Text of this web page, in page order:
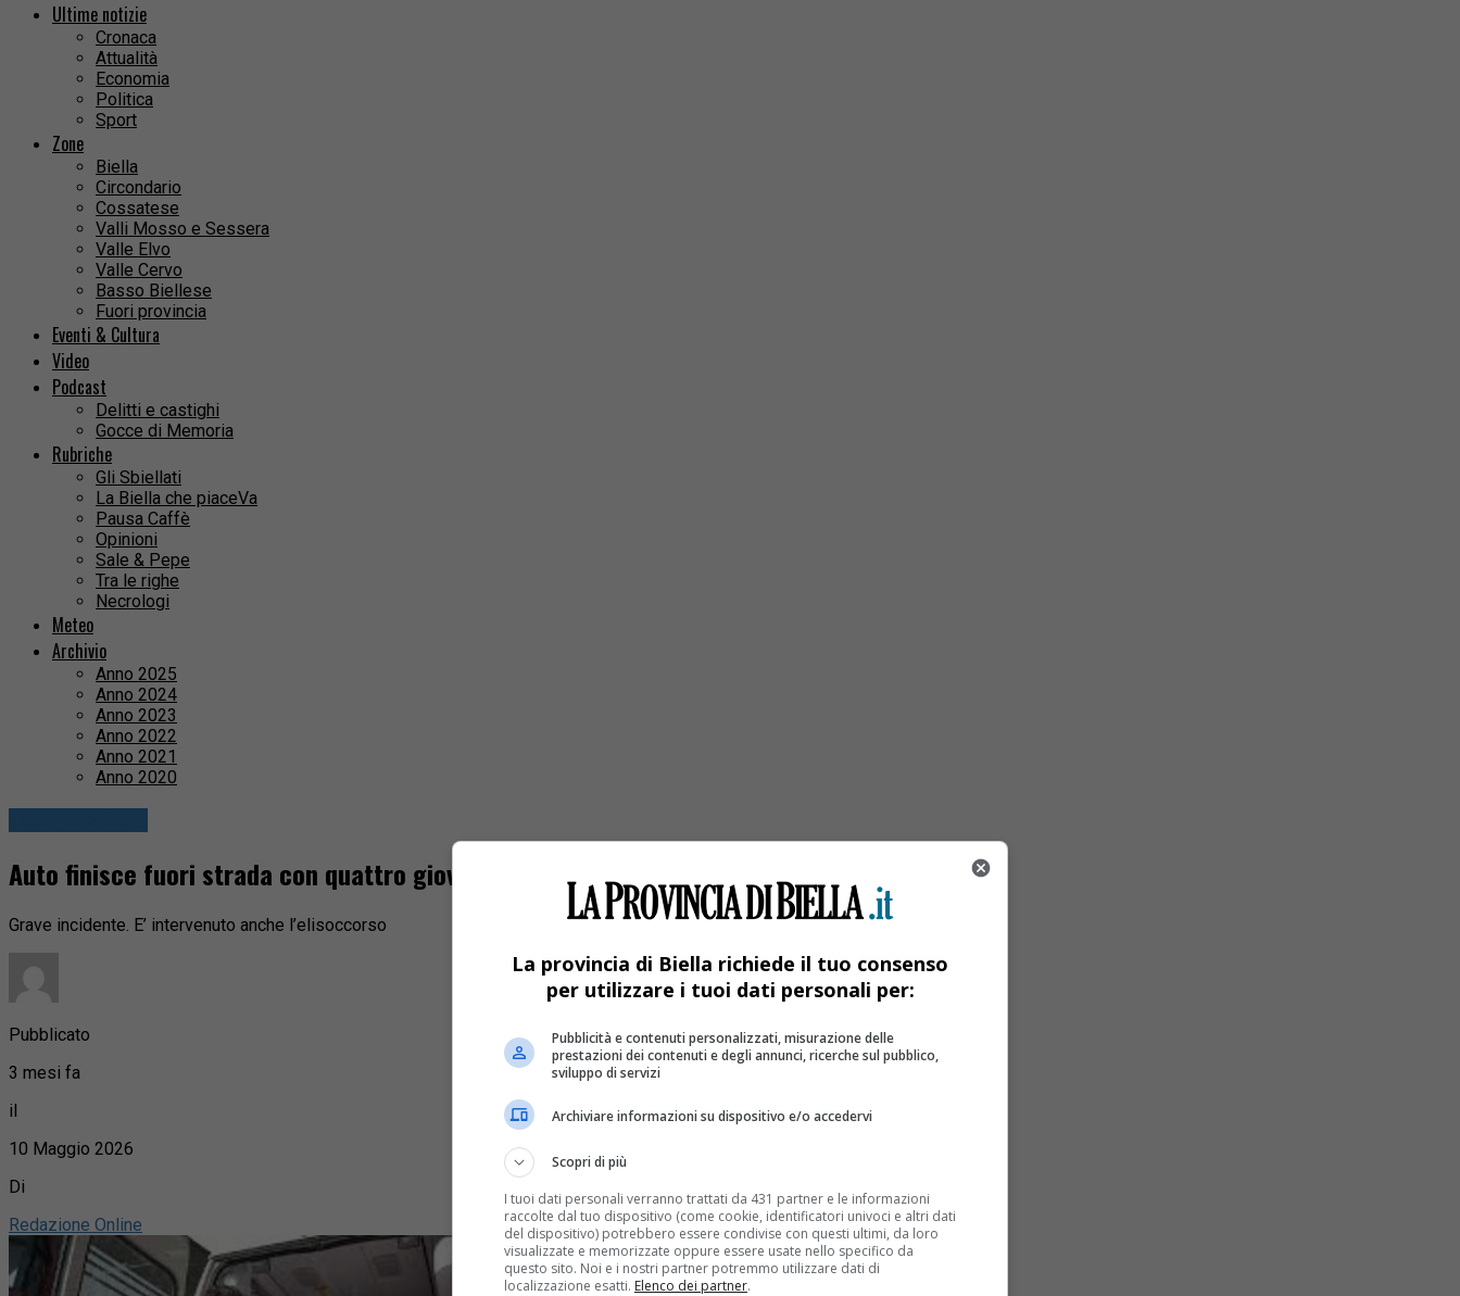
Ultime notizie
Cronaca
Attualità
Economia
Politica
Sport
Zone
Biella
Circondario
Cossatese
Valli Mosso e Sessera
Valle Elvo
Valle Cervo
Basso Biellese
Fuori provincia
Eventi & Cultura
Video
Podcast
Delitti e castighi
Gocce di Memoria
Rubriche
Gli Sbiellati
La Biella che piaceVa
Pausa Caffè
Opinioni
Sale & Pepe
Tra le righe
Necrologi
Meteo
Archivio
Anno 2025
Anno 2024
Anno 2023
Anno 2022
Anno 2021
Anno 2020
Auto finisce fuori strada con quattro giovani a bordo: uno è in codice rosso
Grave incidente. E’ intervenuto anche l’elisoccorso
Pubblicato
3 mesi fa
il
10 Maggio 2026
Di
Redazione Online
La provincia di Biella richiede il tuo consenso
per utilizzare i tuoi dati personali per:
Pubblicità e contenuti personalizzati, misurazione delle
prestazioni dei contenuti e degli annunci, ricerche sul pubblico,
sviluppo di servizi
Archiviare informazioni su dispositivo e/o accedervi
Scopri di più
I tuoi dati personali verranno trattati da 431 partner e le informazioni
raccolte dal tuo dispositivo (come cookie, identificatori univoci e altri dati
del dispositivo) potrebbero essere condivise con questi ultimi, da loro
visualizzate e memorizzate oppure essere usate nello specifico da
questo sito. Noi e i nostri partner potremmo utilizzare dati di
localizzazione esatti. Elenco dei partner.